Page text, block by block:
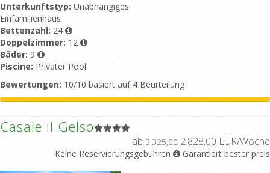
Unterkunftstyp: Unabhängiges
Einfamilienhaus
Bettenzahl: 24
Doppelzimmer: 12
Bäder: 9
Piscine: Privater Pool
Bewertungen: 10/10 basiert auf 4 Beurteilung
Casale il Gelso
ab 3.325,00 2.828,00 EUR/Woche
Keine Reservierungsgebühren Garantiert bester preis